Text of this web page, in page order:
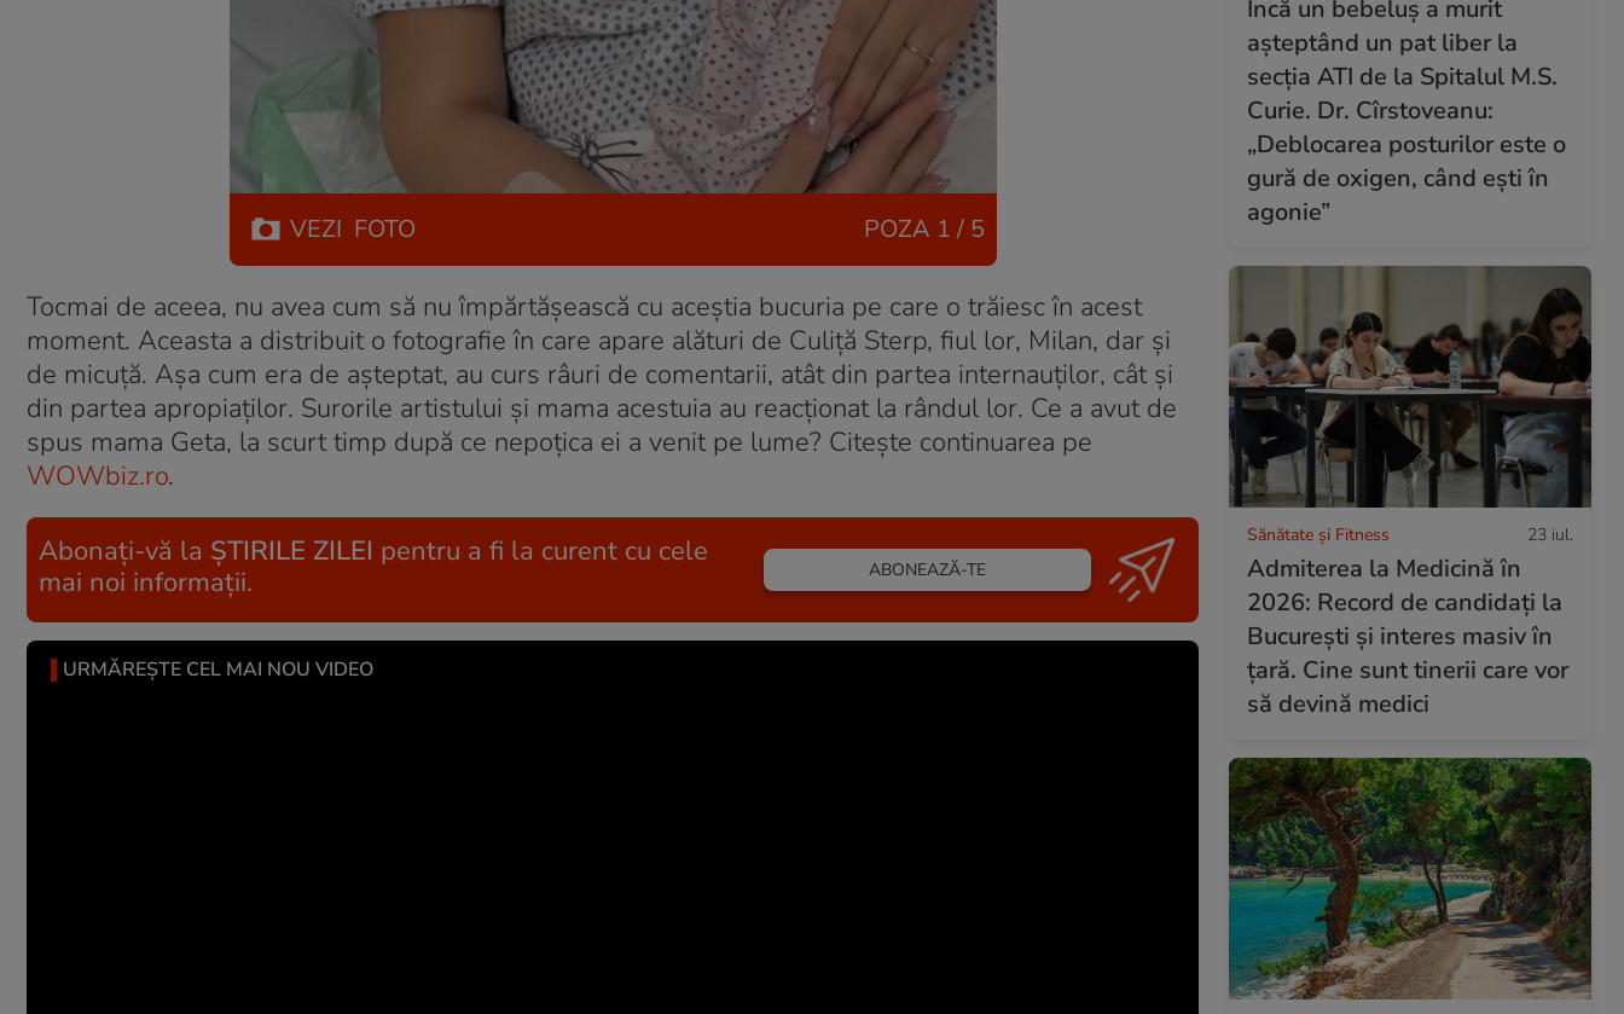
VEZI FOTO POZA 1 / 5
Tocmai de aceea, nu avea cum să nu împărtășească cu aceștia bucuria pe care o trăiesc în acest
moment. Aceasta a distribuit o fotografie în care apare alături de Culiță Sterp, fiul lor, Milan, dar și
de micuță. Așa cum era de așteptat, au curs râuri de comentarii, atât din partea internauților, cât și
din partea apropiaților. Surorile artistului și mama acestuia au reacționat la rândul lor. Ce a avut de
spus mama Geta, la scurt timp după ce nepoțica ei a venit pe lume? Citește continuarea pe
WOWbiz.ro.
Abonați-vă la ȘTIRILE ZILEI pentru a fi la curent cu cele
mai noi informații.
ABONEAZĂ-TE
URMĂREȘTE CEL MAI NOU VIDEO
Încă un bebeluș a murit
așteptând un pat liber la
secția ATI de la Spitalul M.S.
Curie. Dr. Cîrstoveanu:
„Deblocarea posturilor este o
gură de oxigen, când ești în
agonie”
Sănătate și Fitness 23 iul.
Admiterea la Medicină în
2026: Record de candidați la
București și interes masiv în
țară. Cine sunt tinerii care vor
să devină medici